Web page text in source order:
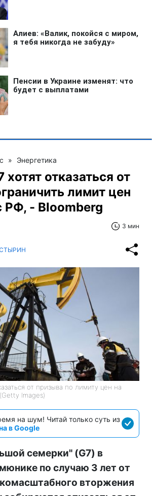
» Энергетика
отказаться от
лимит цен
РФ, - Bloomberg
3 мин
от призыва по лимиту цен на
Images)
на шум! Читай только суть из
в Google
семерки" (G7) в
по случаю 3 лет от
вторжения